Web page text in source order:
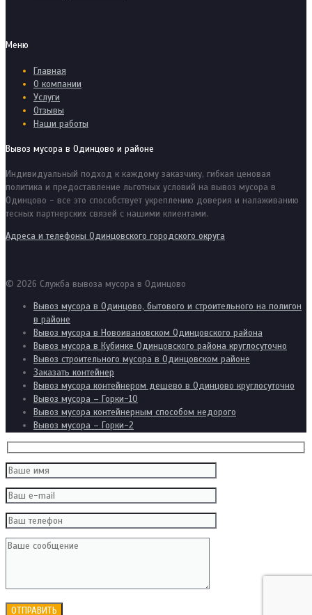
Меню
Главная
О компании
Услуги
Отзывы
Наши работы
Вывоз мусора в Одинцово и районе
Индивидуальный подход к каждому заказчику, гибкая ценовая
политика и предоставление льготных условий на вывоз мусора в
Одинцово - все это способствует укреплению доверия и налаживанию
тесных партнерских связей с нашими клиентами.
Адреса и телефоны Одинцовского городского округа
© 2026 Служба вывоза мусора в Одинцово
Вывоз мусора в Одинцово, бытового и строительного на полигон
в районе
Вывоз мусора в Новоивановском Одинцовского района
Вывоз мусора в Кубинке Одинцовского района круглосуточно
Вывоз строительного мусора в Одинцовском районе
Заказать контейнер
Вывоз мусора контейнером дешево в Одинцово круглосуточно
Вывоз мусора – Горки-10
Вывоз мусора контейнерным способом недорого
Вывоз мусора – Горки-2